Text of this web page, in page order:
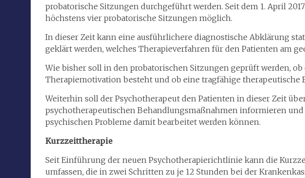
probatorische Sitzungen durchgeführt werden. Seit dem 1. April
höchstens vier probatorische Sitzungen möglich.
In dieser Zeit kann eine ausführlichere diagnostische Abklärung
geklärt werden, welches Therapieverfahren für den Patienten am
Wie bisher soll in den probatorischen Sitzungen geprüft werden, ob
Therapiemotivation besteht und ob eine tragfähige therapeutische
Weiterhin soll der Psychotherapeut den Patienten in dieser Zeit
psychotherapeutischen Behandlungsmaßnahmen informieren
psychischen Probleme damit bearbeitet werden können.
Kurzzeittherapie
Seit Einführung der neuen Psychotherapierichtlinie kann die
umfassen, die in zwei Schritten zu je 12 Stunden bei der